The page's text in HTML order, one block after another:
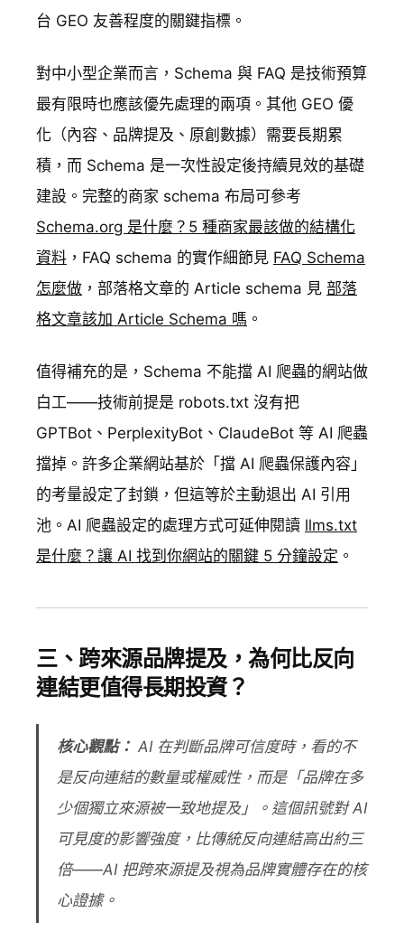
台 GEO 友善程度的關鍵指標。
對中小型企業而言，Schema 與 FAQ 是技術預算
最有限時也應該優先處理的兩項。其他 GEO 優
化（內容、品牌提及、原創數據）需要長期累
積，而 Schema 是一次性設定後持續見效的基礎
建設。完整的商家 schema 布局可參考
Schema.org 是什麼？5 種商家最該做的結構化
資料 ，FAQ schema 的實作細節見 FAQ Schema
怎麼做 ，部落格文章的 Article schema 見 部落
格文章該加 Article Schema 嗎 。
值得補充的是，Schema 不能擋 AI 爬蟲的網站做
白工——技術前提是 robots.txt 沒有把
GPTBot、PerplexityBot、ClaudeBot 等 AI 爬蟲
擋掉。許多企業網站基於「擋 AI 爬蟲保護內容」
的考量設定了封鎖，但這等於主動退出 AI 引用
池。AI 爬蟲設定的處理方式可延伸閱讀 llms.txt
是什麼？讓 AI 找到你網站的關鍵 5 分鐘設定 。
三、跨來源品牌提及，為何比反向
連結更值得長期投資？
核心觀點： AI 在判斷品牌可信度時，看的不
是反向連結的數量或權威性，而是「品牌在多
少個獨立來源被一致地提及」。這個訊號對 AI
可見度的影響強度，比傳統反向連結高出約三
倍——AI 把跨來源提及視為品牌實體存在的核
心證據。